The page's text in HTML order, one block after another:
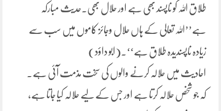
طلاق اللہ کو ناپسند بھی ہے اور حلال بھی۔حدیث مبارکہ
ہے’’اللہ تعالی کے ہاں حلال وجائز کاموں میں سب سے
زیادہ ناپسندیدہ طلاق ہے‘‘۔(ابو داؤد)
احادیث میں حلالہ کرنے والوں کی سخت مذمت آئی ہے۔
کہ جو شخص حلالہ کرتا ہے اور جس کے لیے حلالہ کیا جاتا ہے،